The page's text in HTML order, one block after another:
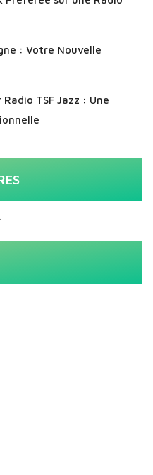
: Votre Nouvelle
TSF Jazz : Une